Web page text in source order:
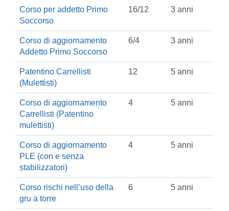
Corso per addetto Primo
Soccorso
16/12 3 anni
Corso di aggiornamento
Addetto Primo Soccorso
6/4 3 anni
Patentino Carrellisti
(Mulettisti)
12 5 anni
Corso di aggiornamento
Carrellisti (Patentino
mulettisti)
4 5 anni
Corso di aggiornamento
PLE (con e senza
stabilizzatori)
4 5 anni
Corso rischi nell’uso della
gru a torre
6 5 anni